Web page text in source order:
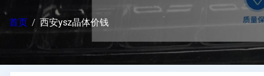
首页 西安ysz晶体价钱